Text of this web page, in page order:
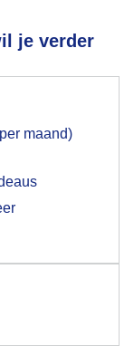
je verder
maand)
aan het
voor het
gegeven,
waarin